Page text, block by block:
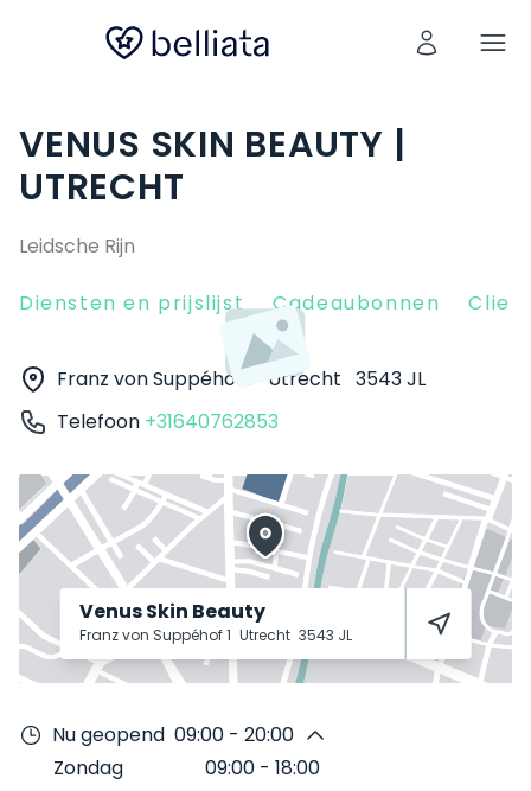
VENUS SKIN BEAUTY |
UTRECHT
Leidsche Rijn
Diensten en prijslijst Cadeaubonnen
Franz von Suppéhof 1 Utrecht 3543 JL
Telefoon +31640762853
Venus Skin Beauty
Franz von Suppéhof 1 Utrecht 3543 JL
Nu geopend 09:00 - 20:00
Zondag
09:00 - 18:00